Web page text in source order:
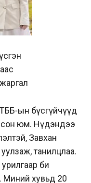
ын бүсгүйчүүд
юм. Нүдэндээ
Завхан
танилцлаа.
би
Миний хувьд 20